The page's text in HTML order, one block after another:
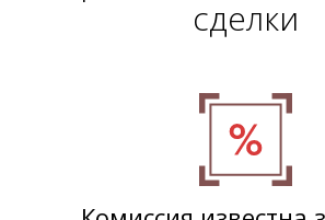
сделки